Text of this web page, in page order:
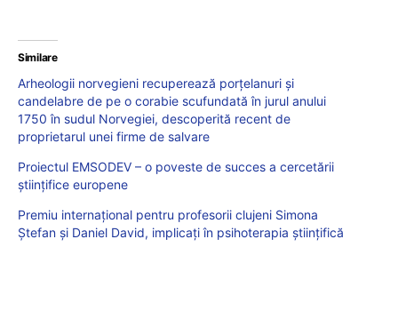
Similare
Arheologii norvegieni recuperează porţelanuri şi
candelabre de pe o corabie scufundată în jurul anului
1750 în sudul Norvegiei, descoperită recent de
proprietarul unei firme de salvare
Proiectul EMSODEV – o poveste de succes a cercetării
științifice europene
Premiu internațional pentru profesorii clujeni Simona
Ștefan și Daniel David, implicați în psihoterapia științifică